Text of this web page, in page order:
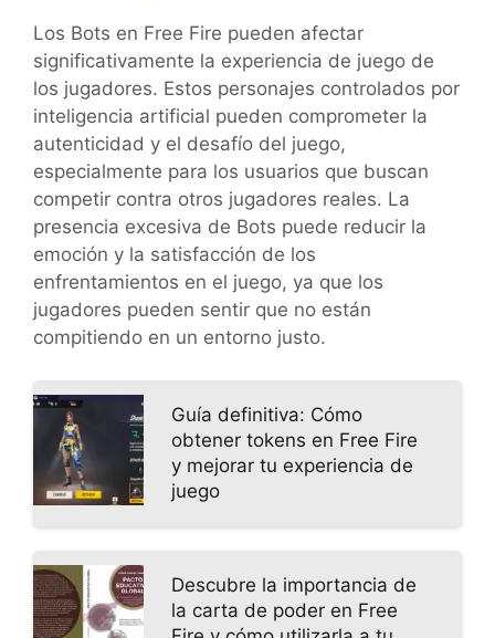
Los Bots en Free Fire pueden afectar
significativamente la experiencia de juego de
los jugadores. Estos personajes controlados por
inteligencia artificial pueden comprometer la
autenticidad y el desafío del juego,
especialmente para los usuarios que buscan
competir contra otros jugadores reales. La
presencia excesiva de Bots puede reducir la
emoción y la satisfacción de los
enfrentamientos en el juego, ya que los
jugadores pueden sentir que no están
compitiendo en un entorno justo.
Guía definitiva: Cómo
obtener tokens en Free Fire
y mejorar tu experiencia de
juego
Descubre la importancia de
la carta de poder en Free